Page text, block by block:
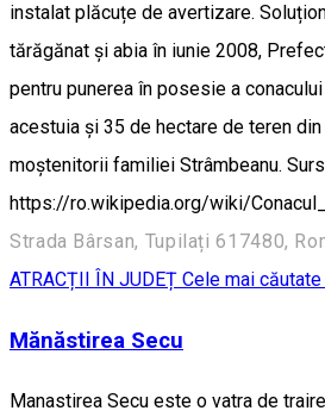
instalat plăcuțe de avertizare.
tărăgănat și abia în iunie 2008,
pentru punerea în posesie a
acestuia și 35 de hectare de teren
moștenitorii familiei Strâmbeanu.
https://ro.wikipedia.org/wiki/
Strada Bârsan, Tupilați 617480,
ATRACȚII ÎN JUDEȚ Cele mai
Mănăstirea Secu
Manastirea Secu este o vatra de